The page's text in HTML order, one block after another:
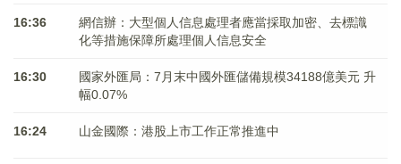
16:36
網信辦：大型個人信息處理者應當採取加密、去標識
化等措施保障所處理個人信息安全
16:30
國家外匯局：7月末中國外匯儲備規模34188億美元 升
幅0.07%
16:24 山金國際：港股上市工作正常推進中